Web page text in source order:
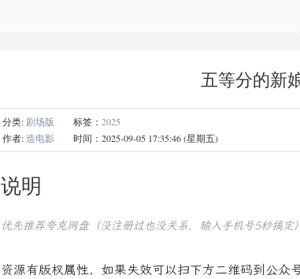
五等分的新
分类: 剧场版 标签：2025
作者:造电影 时间：2025-09-05 17:35:46 (星期五)
说明
优先推荐夸克网盘（没注册过也没关系，输入手机号5秒搞定）
资源有版权属性，如果失效可以扫下方二维码到公众